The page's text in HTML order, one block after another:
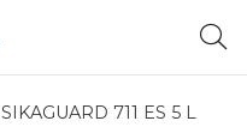
SIKAGUARD 711 ES 5 L